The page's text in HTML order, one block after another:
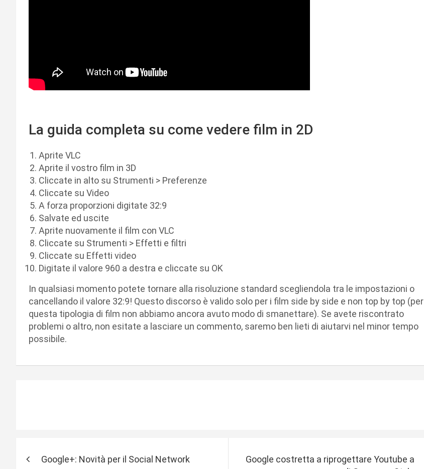
La guida completa su come vedere film in 2D
Aprite VLC
Aprite il vostro film in 3D
Cliccate in alto su Strumenti > Preferenze
Cliccate su Video
A forza proporzioni digitate 32:9
Salvate ed uscite
Aprite nuovamente il film con VLC
Cliccate su Strumenti > Effetti e filtri
Cliccate su Effetti video
Digitate il valore 960 a destra e cliccate su OK
In qualsiasi momento potete tornare alla risoluzione standard scegliendola tra le impostazioni o
cancellando il valore 32:9! Questo discorso è valido solo per i film side by side e non top by top (per
questa tipologia di film non abbiamo ancora avuto modo di smanettare). Se avete riscontrato
problemi o altro, non esitate a lasciare un commento, saremo ben lieti di aiutarvi nel minor tempo
possibile.
Google+: Novità per il Social Network
Google costretta a riprogettare Youtube a